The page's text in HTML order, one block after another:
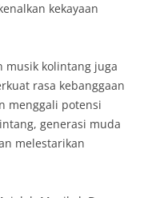
kekayaan
musik kolintang juga
rasa kebanggaan
menggali potensi
generasi muda
melestarikan